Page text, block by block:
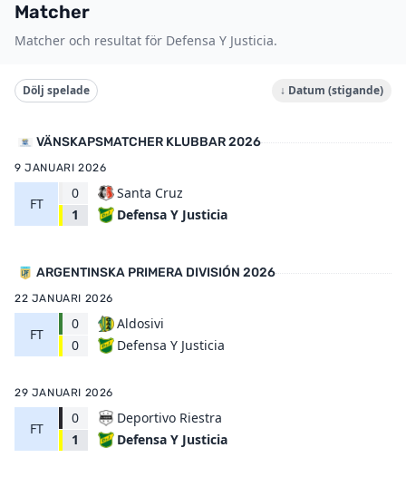
Matcher
Matcher och resultat för Defensa Y Justicia.
Dölj spelade ↓ Datum (stigande)
VÄNSKAPSMATCHER KLUBBAR 2026
9 JANUARI 2026
FT
0
1
Santa Cruz
Defensa Y Justicia
ARGENTINSKA PRIMERA DIVISIÓN 2026
22 JANUARI 2026
FT
0
0
Aldosivi
Defensa Y Justicia
29 JANUARI 2026
FT
0
1
Deportivo Riestra
Defensa Y Justicia